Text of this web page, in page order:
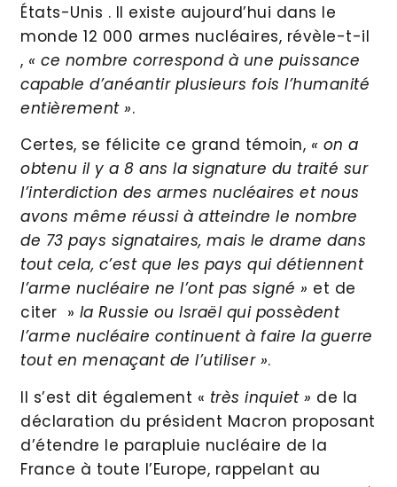
États-Unis . Il existe aujourd’hui dans le
monde 12 000 armes nucléaires, révèle-t-il
, « ce nombre correspond à une puissance
capable d’anéantir plusieurs fois l’humanité
entièrement ».
Certes, se félicite ce grand témoin, « on a
obtenu il y a 8 ans la signature du traité sur
l’interdiction des armes nucléaires et nous
avons même réussi à atteindre le nombre
de 73 pays signataires, mais le drame dans
tout cela, c’est que les pays qui détiennent
l’arme nucléaire ne l’ont pas signé » et de
citer » la Russie ou Israël qui possèdent
l’arme nucléaire continuent à faire la guerre
tout en menaçant de l’utiliser ».
Il s’est dit également « très inquiet » de la
déclaration du président Macron proposant
d’étendre le parapluie nucléaire de la
France à toute l’Europe, rappelant au